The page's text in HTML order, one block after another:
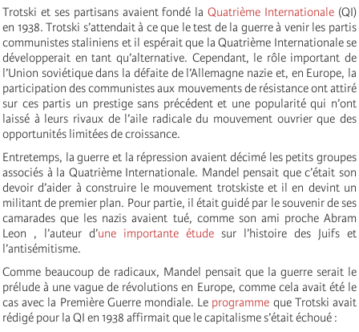
Trotski et ses partisans avaient fondé laQuatrième Internationale (QI)
en 1938. Trotski s’attendait à ce que le test de la guerre à venir les partis
communistes staliniens et il espérait que la Quatrième Internationale se
développerait en tant qu’alternative. Cependant, le rôle important de
l’Union soviétique dans la défaite de l’Allemagne nazie et, en Europe, la
participation des communistes aux mouvements de résistance ont attiré
sur ces partis un prestige sans précédent et une popularité qui n’ont
laissé à leurs rivaux de l’aile radicale du mouvement ouvrier que des
opportunités limitées de croissance.
Entretemps, la guerre et la répression avaient décimé les petits groupes
associés à la Quatrième Internationale. Mandel pensait que c’était son
devoir d’aider à construire le mouvement trotskiste et il en devint un
militant de premier plan. Pour partie, il était guidé par le souvenir de ses
camarades que les nazis avaient tué, comme son ami proche Abram
Leon , l’auteur d’une importante étude sur l’histoire des Juifs et
l’antisémitisme.
Comme beaucoup de radicaux, Mandel pensait que la guerre serait le
prélude à une vague de révolutions en Europe, comme cela avait été le
cas avec la Première Guerre mondiale. Le programme que Trotski avait
rédigé pour la QI en 1938 affirmait que le capitalisme s’était échoué :